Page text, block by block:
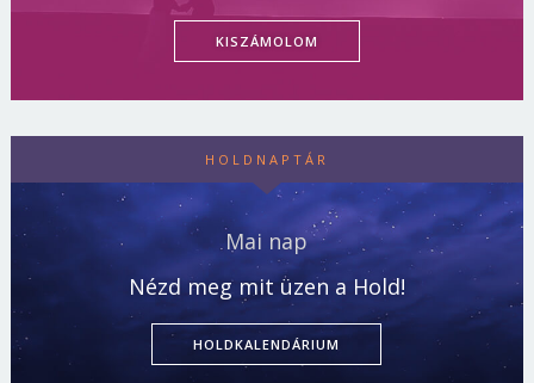
KISZÁMOLOM
HOLDNAPTÁR
Mai nap
Nézd meg mit üzen a Hold!
HOLDKALENDÁRIUM